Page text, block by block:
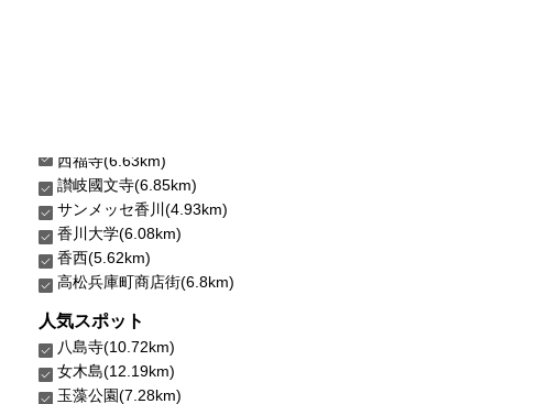
西福寺(6.63km)
讃岐國文寺(6.85km)
サンメッセ香川(4.93km)
香川大学(6.08km)
香西(5.62km)
高松兵庫町商店街(6.8km)
人気スポット
八島寺(10.72km)
女木島(12.19km)
玉藻公園(7.28km)